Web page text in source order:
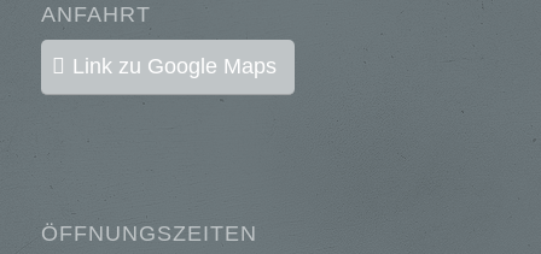
ANFAHRT
Link zu Google Maps
ÖFFNUNGSZEITEN